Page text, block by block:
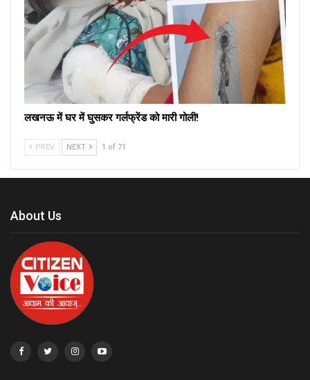
लखनऊ में घर में घुसकर गर्लफ्रेंड को मारी गोली!
PREV NEXT 1 of 71
About Us